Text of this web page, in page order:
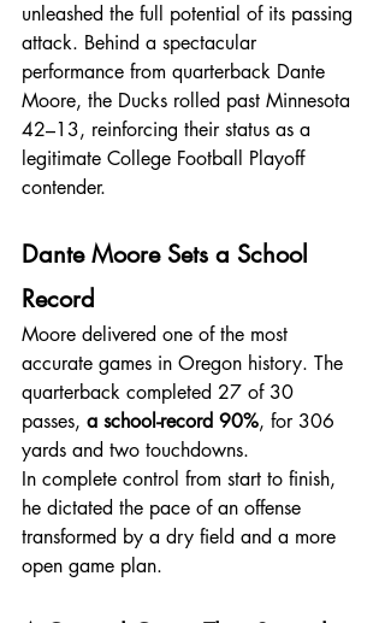
unleashed the full potential of its passing
attack. Behind a spectacular
performance from quarterback Dante
Moore, the Ducks rolled past Minnesota
42–13, reinforcing their status as a
legitimate College Football Playoff
contender.
Dante Moore Sets a School
Record
Moore delivered one of the most
accurate games in Oregon history. The
quarterback completed 27 of 30
passes, a school-record 90%, for 306
yards and two touchdowns.
In complete control from start to finish,
he dictated the pace of an offense
transformed by a dry field and a more
open game plan.